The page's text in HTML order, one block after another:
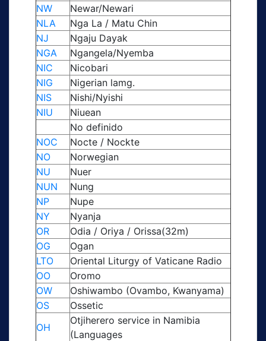
NW
Newar/Newari
NLA
Nga La / Matu Chin
NJ
Ngaju Dayak
NGA
Ngangela/Nyemba
NIC
Nicobari
NIG
Nigerian lamg.
NIS
Nishi/Nyishi
NIU
Niuean
No definido
NOC
Nocte / Nockte
NO
Norwegian
NU
Nuer
NUN
Nung
NP
Nupe
NY
Nyanja
OR
Odia / Oriya / Orissa(32m)
OG
Ogan
LTO
Oriental Liturgy of Vaticane Radio
OO
Oromo
OW
Oshiwambo (Ovambo, Kwanyama)
OS
Ossetic
OH
Otjiherero service in Namibia
(Languages